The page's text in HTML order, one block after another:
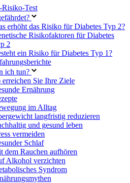
Risiko-Test
erhöht das Risiko für Diabetes Typ 2?
Risikofaktoren für Diabetes
2
ein Risiko für Diabetes Typ 1?
ich tun?
erreichen Sie Ihre Ziele
Ernährung
im Alltag
langfristig reduzieren
und gesund leben
vermeiden
Schlaf
dem Rauchen aufhören
Alkohol verzichten
Syndrom